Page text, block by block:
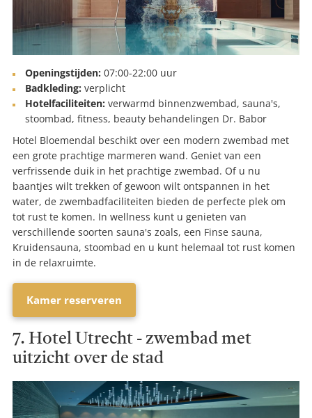
Openingstijden: 07:00-22:00 uur
Badkleding: verplicht
Hotelfaciliteiten: verwarmd binnenzwembad, sauna's,
stoombad, fitness, beauty behandelingen Dr. Babor
Hotel Bloemendal beschikt over een modern zwembad met
een grote prachtige marmeren wand. Geniet van een
verfrissende duik in het prachtige zwembad. Of u nu
baantjes wilt trekken of gewoon wilt ontspannen in het
water, de zwembadfaciliteiten bieden de perfecte plek om
tot rust te komen. In wellness kunt u genieten van
verschillende soorten sauna's zoals, een Finse sauna,
Kruidensauna, stoombad en u kunt helemaal tot rust komen
in de relaxruimte.
Kamer reserveren
7. Hotel Utrecht - zwembad met
uitzicht over de stad